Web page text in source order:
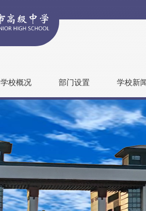
学校概况 部门设置 学校新